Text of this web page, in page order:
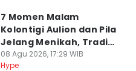
7 Momen Malam
Kolontigi Aulion dan Pila
Jelang Menikah, Tradisi
Adat Kaili
08 Agu 2026, 17:29 WIB
Hype